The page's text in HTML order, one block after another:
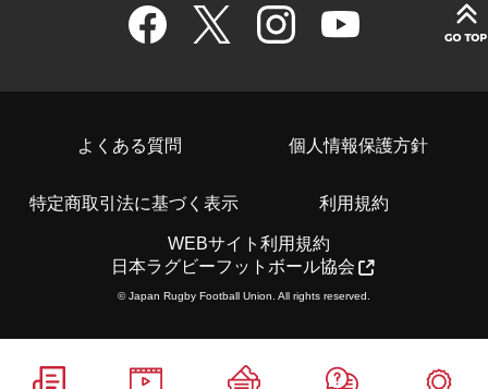
よくある質問 個人情報保護方針
特定商取引法に基づく表示 利用規約
WEBサイト利用規約
日本ラグビーフットボール協会
© Japan Rugby Football Union. All rights reserved.